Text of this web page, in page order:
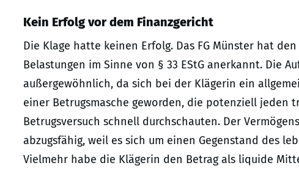
Kein Erfolg vor dem Finanzgericht
Die Klage hatte keinen Erfolg. Das FG Münster hat
Belastungen im Sinne von § 33 EStG anerkannt. Die
außergewöhnlich, da sich bei der Klägerin ein
einer Betrugsmasche geworden, die potenziell jeden
Betrugsversuch schnell durchschauten. Der
abzugsfähig, weil es sich um einen Gegenstand des
Vielmehr habe die Klägerin den Betrag als liquide